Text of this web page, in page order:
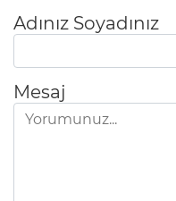
Adınız Soyadınız
Mesaj